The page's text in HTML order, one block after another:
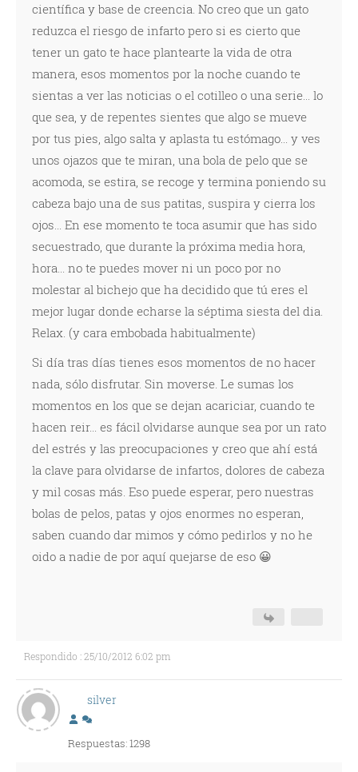
científica y base de creencia. No creo que un gato
reduzca el riesgo de infarto pero si es cierto que
tener un gato te hace plantearte la vida de otra
manera, esos momentos por la noche cuando te
sientas a ver las noticias o el cotilleo o una serie... lo
que sea, y de repentes sientes que algo se mueve
por tus pies, algo salta y aplasta tu estómago... y ves
unos ojazos que te miran, una bola de pelo que se
acomoda, se estira, se recoge y termina poniendo su
cabeza bajo una de sus patitas, suspira y cierra los
ojos... En ese momento te toca asumir que has sido
secuestrado, que durante la próxima media hora,
hora... no te puedes mover ni un poco por no
molestar al bichejo que ha decidido que tú eres el
mejor lugar donde echarse la séptima siesta del dia.
Relax. (y cara embobada habitualmente)
Si día tras días tienes esos momentos de no hacer
nada, sólo disfrutar. Sin moverse. Le sumas los
momentos en los que se dejan acariciar, cuando te
hacen reir... es fácil olvidarse aunque sea por un rato
del estrés y las preocupaciones y creo que ahí está
la clave para olvidarse de infartos, dolores de cabeza
y mil cosas más. Eso puede esperar, pero nuestras
bolas de pelos, patas y ojos enormes no esperan,
saben cuando dar mimos y cómo pedirlos y no he
oido a nadie de por aquí quejarse de eso 😀
Respondido : 25/10/2012 6:02 pm
silver
Respuestas: 1298